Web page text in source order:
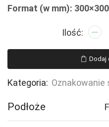
Format (w mm): 300×300
ilość
dla
Dodaj
Kategoria:
Podłoże